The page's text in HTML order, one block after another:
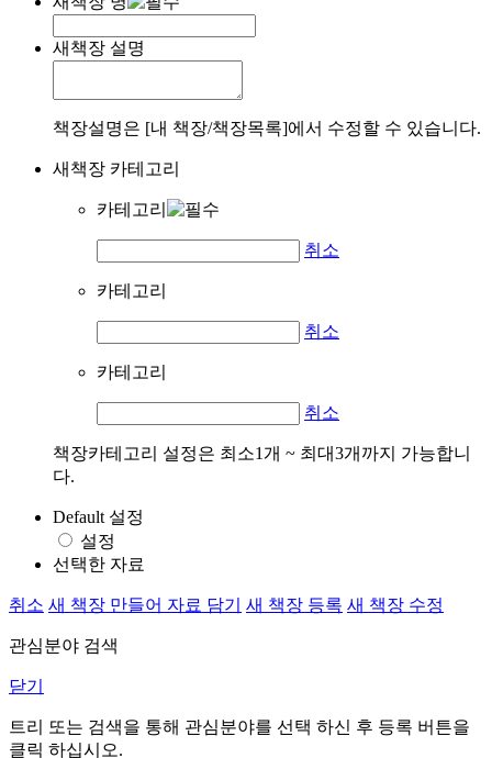
새책장 설명
책장설명은 [내 책장/책장목록]에서 수정할 수 있습니다.
새책장 카테고리
카테고리
취소
카테고리
취소
카테고리
취소
책장카테고리 설정은 최소1개 ~ 최대3개까지 가능합니
다.
Default 설정
설정
선택한 자료
취소 새 책장 만들어 자료 담기 새 책장 등록 새 책장 수정
관심분야 검색
닫기
트리 또는 검색을 통해 관심분야를 선택 하신 후 등록 버튼을
클릭 하십시오.